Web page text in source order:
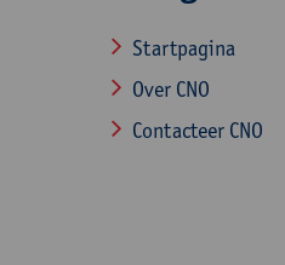
Startpagina
Over CNO
Contacteer CNO